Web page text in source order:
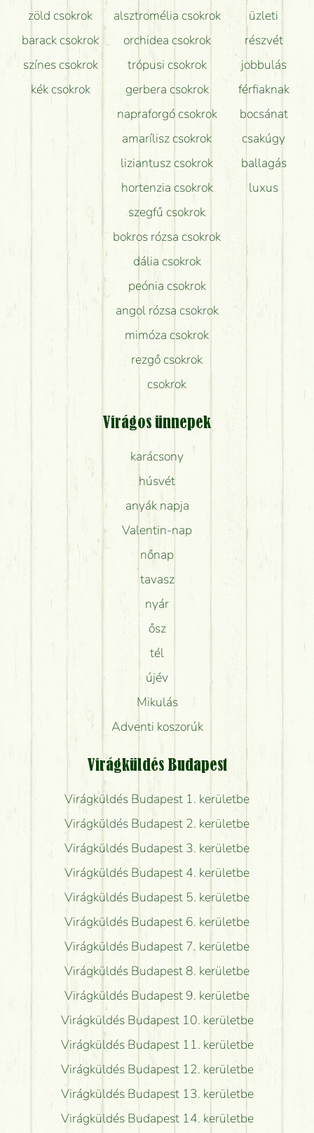
zöld csokrok
barack csokrok
színes csokrok
kék csokrok
alsztromélia csokrok
orchidea csokrok
trópusi csokrok
gerbera csokrok
napraforgó csokrok
amarílisz csokrok
liziantusz csokrok
hortenzia csokrok
szegfű csokrok
bokros rózsa csokrok
dália csokrok
peónia csokrok
angol rózsa csokrok
mimóza csokrok
rezgő csokrok
csokrok
üzleti
részvét
jobbulás
férfiaknak
bocsánat
csakúgy
ballagás
luxus
Virágos ünnepek
karácsony
húsvét
anyák napja
Valentin-nap
nőnap
tavasz
nyár
ősz
tél
újév
Mikulás
Adventi koszorúk
Virágküldés Budapest
Virágküldés Budapest 1. kerületbe
Virágküldés Budapest 2. kerületbe
Virágküldés Budapest 3. kerületbe
Virágküldés Budapest 4. kerületbe
Virágküldés Budapest 5. kerületbe
Virágküldés Budapest 6. kerületbe
Virágküldés Budapest 7. kerületbe
Virágküldés Budapest 8. kerületbe
Virágküldés Budapest 9. kerületbe
Virágküldés Budapest 10. kerületbe
Virágküldés Budapest 11. kerületbe
Virágküldés Budapest 12. kerületbe
Virágküldés Budapest 13. kerületbe
Virágküldés Budapest 14. kerületbe